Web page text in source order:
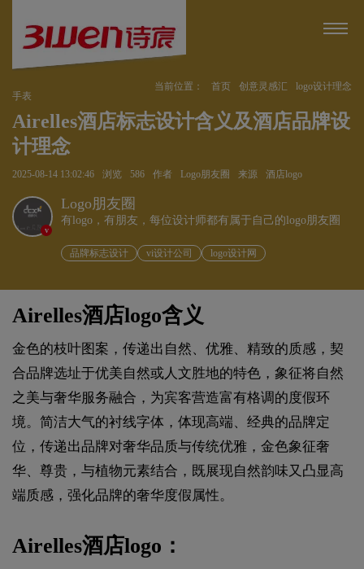
当前位置： 首页 创意灵感汇
logo设计理念
手表
Airelles酒店标志设计含义及酒店品牌设
计理念
2025-08-14 13:02:46 浏览 586 作者 Logo朋友圈 来源 酒店logo
v
Logo朋友圈
有logo，有朋友，每位设计师都有属于自己的logo朋友圈
品牌标志设计 vi设计公司 logo设计网
Airelles酒店logo含义
金色的枝叶图案，传递出自然、优雅、精致的质感，契
合品牌选址于优美自然或人文胜地的特色，象征将自然
之美与奢华服务融合，为宾客营造富有格调的度假环
境。简洁大气的衬线字体，体现高端、经典的品牌定
位，传递出品牌对奢华品质与传统优雅，金色象征奢
华、尊贵，与植物元素结合，既展现自然韵味又凸显高
端质感，强化品牌的奢华度假属性。
Airelles酒店logo：